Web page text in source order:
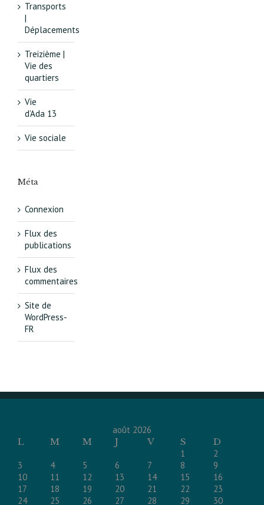
Transports
|
Déplacements
Treizième |
Vie des
quartiers
Vie
d’Ada 13
Vie sociale
Méta
Connexion
Flux des
publications
Flux des
commentaires
Site de
WordPress-
FR
août 2026
L
M M J V S
D
1
2
3
4 5 6 7 8
9
10
11 12 13 14 15
16
17
18 19 20 21 22
23
24
25 26 27 28 29 30